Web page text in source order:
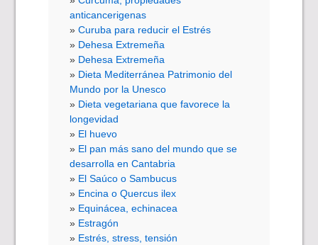
anticancerigenas
Curuba para reducir el Estrés
Dehesa Extremeña
Dehesa Extremeña
Dieta Mediterránea Patrimonio del
Mundo por la Unesco
Dieta vegetariana que favorece la
longevidad
El huevo
El pan más sano del mundo que se
desarrolla en Cantabria
El Saúco o Sambucus
Encina o Quercus ilex
Equinácea, echinacea
Estragón
Estrés, stress, tensión